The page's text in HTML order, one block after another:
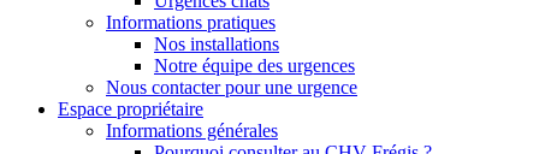
Informations pratiques
Nos installations
Notre équipe des urgences
Nous contacter pour une urgence
Espace propriétaire
Informations générales